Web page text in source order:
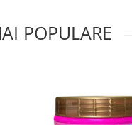
POPULARE